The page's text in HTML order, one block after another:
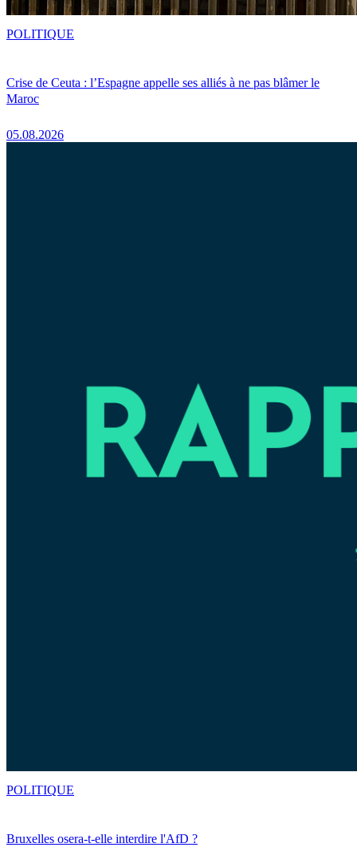
Crise de Ceuta : l’Espagne appelle ses alliés à ne pas blâmer le
Maroc
05.08.2026
POLITIQUE
Bruxelles osera-t-elle interdire l'AfD ?
POLITIQUE